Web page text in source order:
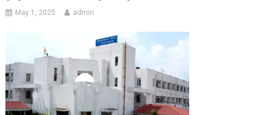
May 1, 2025 admin